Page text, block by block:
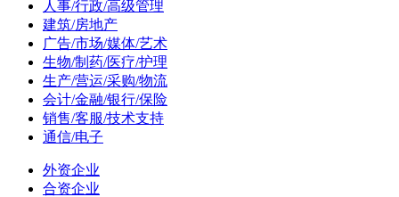
人事/行政/高级管理
建筑/房地产
广告/市场/媒体/艺术
生物/制药/医疗/护理
生产/营运/采购/物流
会计/金融/银行/保险
销售/客服/技术支持
通信/电子
外资企业
合资企业